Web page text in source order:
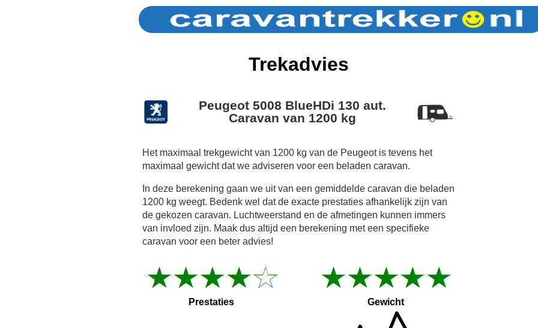
Trekadvies
Peugeot 5008 BlueHDi 130 aut.
Caravan van 1200 kg
Het maximaal trekgewicht van 1200 kg van de Peugeot is tevens het
maximaal gewicht dat we adviseren voor een beladen caravan.
In deze berekening gaan we uit van een gemiddelde caravan die beladen
1200 kg weegt. Bedenk wel dat de exacte prestaties afhankelijk zijn van
de gekozen caravan. Luchtweerstand en de afmetingen kunnen immers
van invloed zijn. Maak dus altijd een berekening met een specifieke
caravan voor een beter advies!
Prestaties Gewicht